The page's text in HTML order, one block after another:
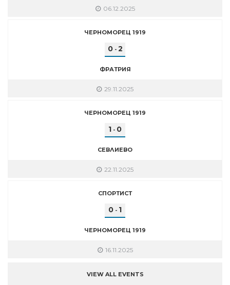
06.12.2025
ЧЕРНОМОРЕЦ 1919
0- 2
ФРАТРИЯ
29.11.2025
ЧЕРНОМОРЕЦ 1919
1 - 0
СЕВЛИЕВО
22.11.2025
СПОРТИСТ
0 - 1
ЧЕРНОМОРЕЦ 1919
16.11.2025
VIEW ALL EVENTS